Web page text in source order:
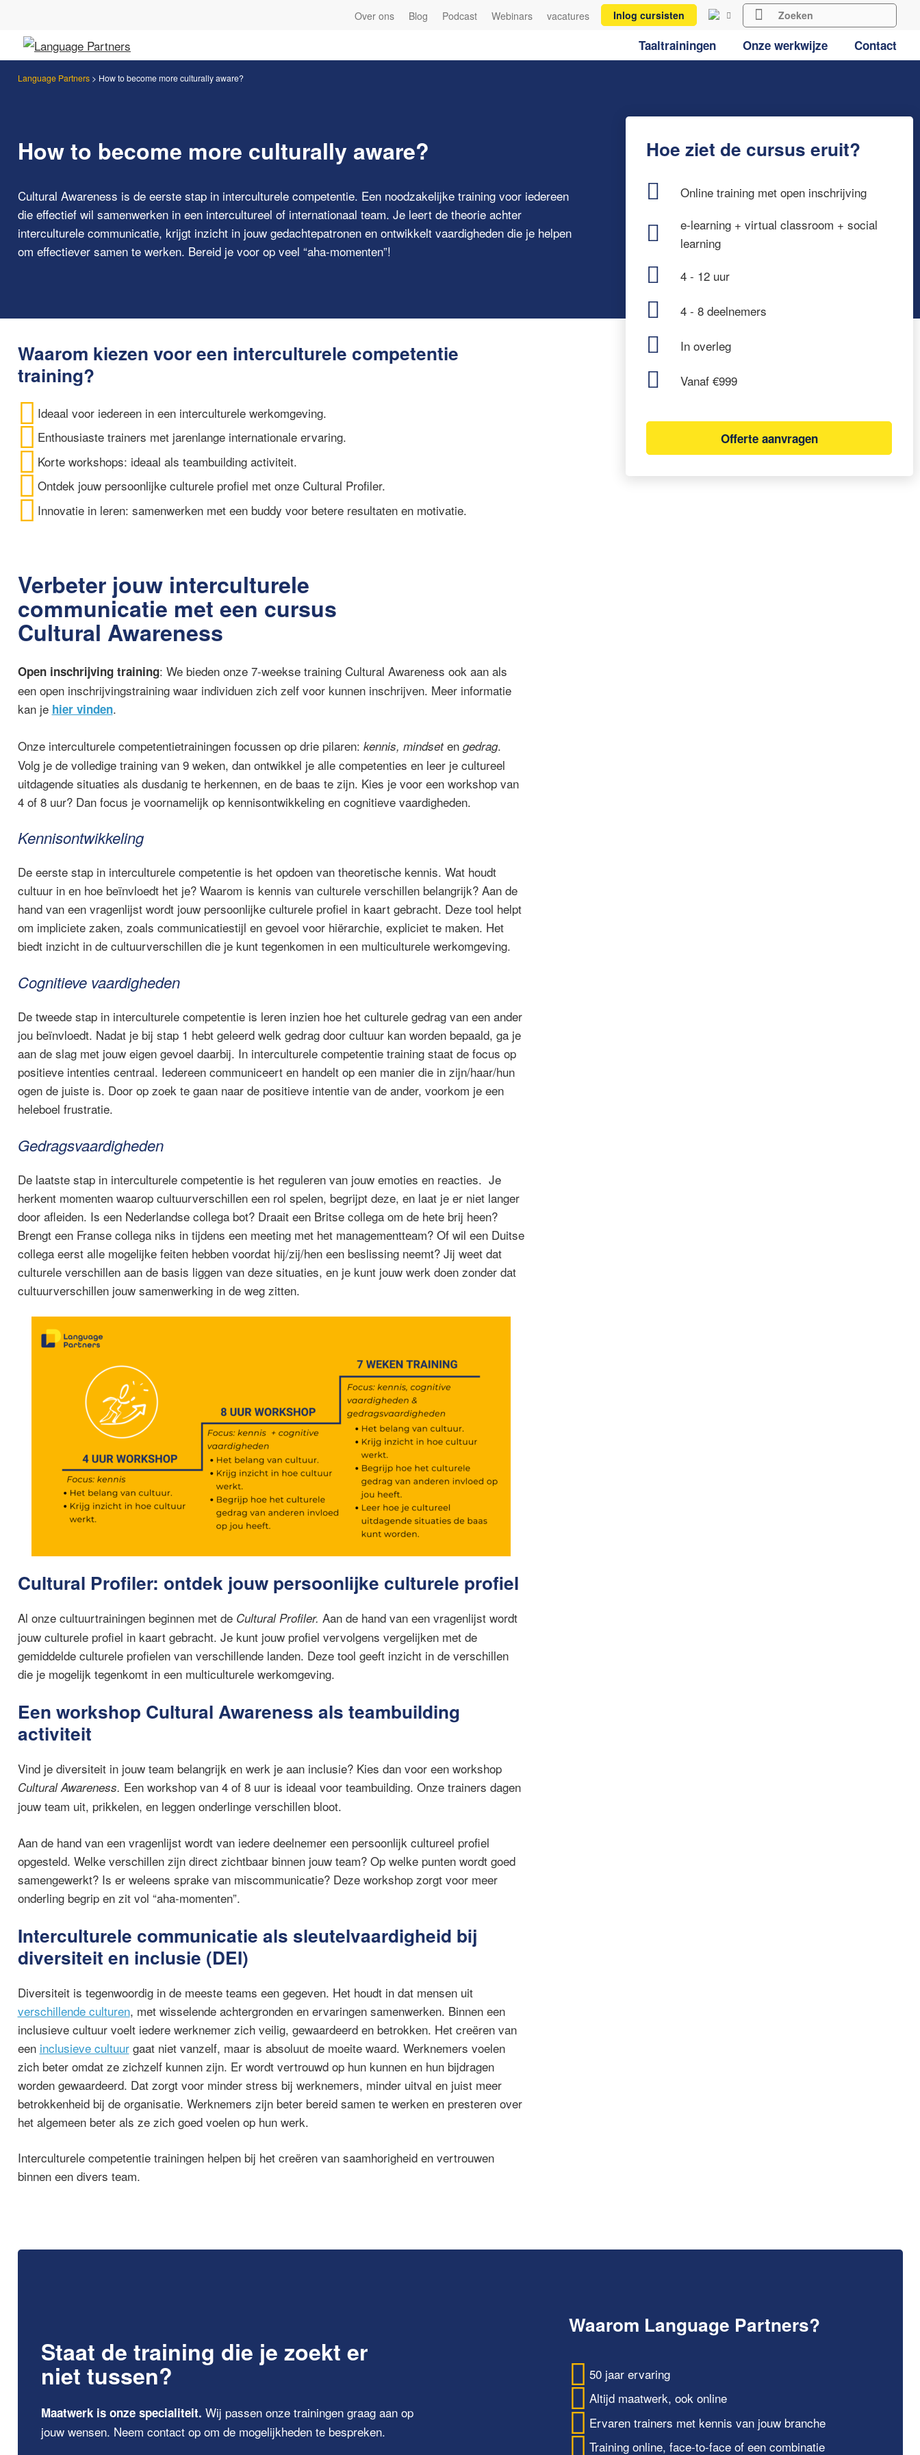
Over ons Blog Podcast Webinars vacatures Inlog cursisten
Taaltrainingen Onze werkwijze Contact
Language Partners> How to become more culturally aware?
How to become more culturally aware?
Cultural Awareness is de eerste stap in interculturele competentie. Een noodzakelijke trainingvoor iedereen
die effectief wil samenwerkenin eenintercultureel of internationaal team. Je leert de theorie achter
interculturele communicatie, krijgt inzicht in jouw gedachtepatronen en ontwikkelt vaardigheden die je helpen
om effectiever samen te werken. Bereid je voor op veel “aha-momenten”!
Hoe ziet de cursus eruit?
Online training met open inschrijving
e-learning + virtual classroom + social
learning
4 - 12 uur
4 - 8 deelnemers
In overleg
Vanaf €999
Offerte aanvragen
Waarom kiezen voor een interculturele competentie
training?
Ideaal voor iedereen in een interculturele werkomgeving.
Enthousiaste trainers met jarenlange internationale ervaring.
Korte workshops: ideaal als teambuilding activiteit.
Ontdek jouw persoonlijke culturele profiel met onze Cultural Profiler.
Innovatie in leren: samenwerken met een buddy voor betere resultaten en motivatie.
Verbeter jouw interculturele
communicatie met een cursus
Cultural Awareness
Open inschrijving training: We bieden onze 7-weekse training Cultural Awareness ook aan als
een open inschrijvingstraining waar individuen zich zelf voor kunnen inschrijven. Meer informatie
kan je hier vinden.
Onze interculturele competentietrainingen focussen op drie pilaren: kennis, mindseten gedrag.
Volg je de volledige training van 9 weken, dan ontwikkel je alle competenties en leer jecultureel
uitdagende situaties als dusdanig te herkennen, en de baas te zijn. Kies je voor een workshop van
4 of 8 uur? Dan focus je voornamelijk op kennisontwikkeling en cognitieve vaardigheden.
Kennisontwikkeling
De eerste stap in interculturele competentieis het opdoen van theoretische kennis. Wat houdt
cultuur in en hoe beïnvloedt het je? Waarom is kennis van culturele verschillen belangrijk? Aan de
hand van een vragenlijst wordt jouw persoonlijke culturele profiel in kaart gebracht. Deze tool helpt
om impliciete zaken, zoals communicatiestijl en gevoel voor hiërarchie, expliciet te maken. Het
biedt inzicht in de cultuurverschillen die je kunt tegenkomen in een multiculturele werkomgeving.
Cognitieve vaardigheden
De tweede stap in interculturele competentie is leren inzien hoe het culturele gedrag van een ander
jou beïnvloedt. Nadat je bij stap 1 hebt geleerd welk gedrag door cultuur kan worden bepaald, ga je
aan de slag met jouw eigen gevoel daarbij. In interculturele competentie training staat de focus op
positieve intenties centraal. Iedereen communiceert en handelt op een manier die in zijn/haar/hun
ogen de juiste is. Door op zoek te gaan naar de positieve intentie van de ander, voorkom je een
heleboel frustratie.
Gedragsvaardigheden
De laatste stap in interculturele competentie is het reguleren van jouw emoties en reacties. Je
herkent momenten waarop cultuurverschillen een rol spelen, begrijpt deze, en laat je er niet langer
door afleiden. Is een Nederlandse collega bot? Draait een Britse collega om de hete brij heen?
Brengt een Franse collega niks in tijdens een meeting met het managementteam? Of wil een Duitse
collega eerst alle mogelijke feiten hebben voordat hij/zij/hen een beslissing neemt? Jij weet dat
culturele verschillen aan de basis liggen van deze situaties, en je kunt jouw werk doen zonder dat
cultuurverschillen jouw samenwerking in de weg zitten.
Cultural Profiler: ontdek jouw persoonlijke culturele profiel
Al onze cultuurtrainingen beginnen met de Cultural Profiler. Aan de hand van een vragenlijst wordt
jouw culturele profiel in kaart gebracht. Je kunt jouw profiel vervolgens vergelijken met de
gemiddelde culturele profielen van verschillende landen. Deze tool geeft inzicht in de verschillen
die je mogelijk tegenkomt in een multiculturele werkomgeving.
Een workshop Cultural Awareness als teambuilding
activiteit
Vind je diversiteit in jouw team belangrijk en werk je aan inclusie? Kies dan voor een workshop
Cultural Awareness. Een workshop van 4 of 8 uur is ideaal voor teambuilding. Onze trainers dagen
jouw team uit, prikkelen, en leggen onderlinge verschillen bloot.
Aan de hand van een vragenlijst wordt van iedere deelnemer een persoonlijk cultureel profiel
opgesteld. Welke verschillen zijn direct zichtbaar binnen jouw team? Op welke punten wordt goed
samengewerkt? Is er weleens sprake van miscommunicatie? Deze workshop zorgt voor meer
onderling begrip en zit vol “aha-momenten”.
Interculturele communicatie als sleutelvaardigheid bij
diversiteit en inclusie (DEI)
Diversiteit is tegenwoordig in de meeste teams een gegeven. Het houdt in dat mensen uit
verschillende culturen, met wisselende achtergronden en ervaringen samenwerken. Binnen een
inclusieve cultuurvoelt iedere werknemer zich veilig, gewaardeerd en betrokken. Het creëren van
een inclusieve cultuurgaat niet vanzelf, maar is absoluut de moeite waard. Werknemers voelen
zich beter omdat ze zichzelf kunnen zijn. Er wordt vertrouwd op hun kunnen en hun bijdragen
worden gewaardeerd. Dat zorgt voor minder stress bij werknemers, minder uitval en juist meer
betrokkenheid bij de organisatie. Werknemers zijn beter bereid samen te werken en presteren over
het algemeen beter als ze zich goed voelen op hun werk.
Interculturele competentie trainingen helpen bij het creëren van saamhorigheid en vertrouwen
binnen een divers team.
Staat de training die je zoekt er
niet tussen?
Maatwerk is onze specialiteit. Wij passen onze trainingen graag aan op
jouw wensen. Neem contact op om de mogelijkheden te bespreken.
Waarom Language Partners?
50 jaar ervaring
Altijd maatwerk, ook online
Ervaren trainers met kennis van jouw branche
Training online, face-to-face of een combinatie